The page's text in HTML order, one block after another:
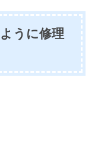
うに修理